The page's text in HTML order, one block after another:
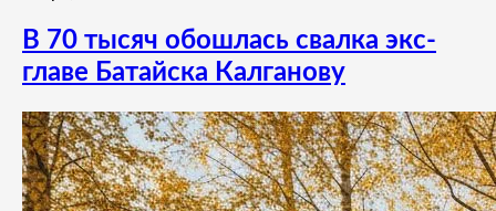
В 70 тысяч обошлась свалка экс-
главе Батайска Калганову